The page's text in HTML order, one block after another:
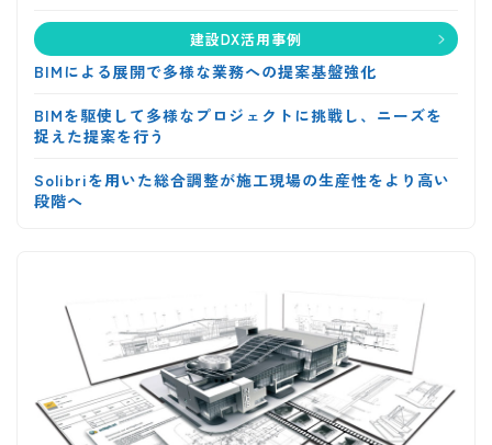
建設DX活用事例
BIMによる展開で多様な業務への提案基盤強化
BIMを駆使して多様なプロジェクトに挑戦し、ニーズを
捉えた提案を行う
Solibriを用いた総合調整が施工現場の生産性をより高い
段階へ